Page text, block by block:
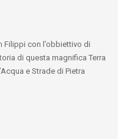
Filippi con l’obbiettivo di
di questa magnifica Terra
e Strade di Pietra